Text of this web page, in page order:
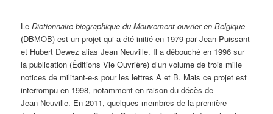
LeDictionnaire biographique du Mouvement ouvrier en Belgique
(DBMOB) est un projet qui a été initié en 1979 par Jean Puissant
et Hubert Dewez alias Jean Neuville. Il a débouché en 1996 sur
la publication (Éditions Vie Ouvrière) d’un volume de trois mille
notices de militant-e-s pour les lettres A et B. Mais ce projet est
interrompu en 1998, notamment en raison du décès de
Jean Neuville. En 2011, quelques membres de la première